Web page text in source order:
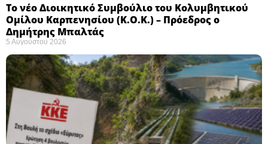
Το νέο Διοικητικό Συμβούλιο του Κολυμβητικού
Ομίλου Καρπενησίου (Κ.Ο.Κ.) – Πρόεδρος ο
Δημήτρης Μπαλτάς
5 Αυγούστου 2026